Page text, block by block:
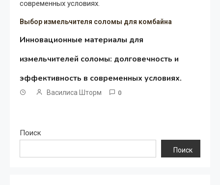
Выбор измельчителя соломы для комбайна
Инновационные материалы для
измельчителей соломы: долговечность и
эффективность в современных условиях.
Василиса Шторм 0
Поиск
Поиск